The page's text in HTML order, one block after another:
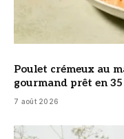
Poulet crémeux au
gourmand prêt en
7 août 2026
© DR